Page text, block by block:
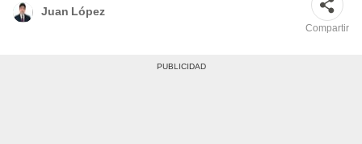
Juan López
Compartir